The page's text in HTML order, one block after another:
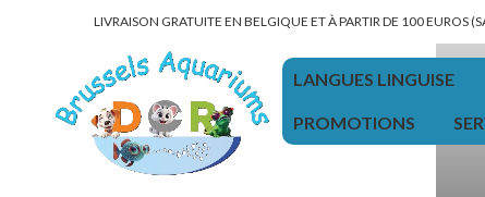
LIVRAISON GRATUITE EN BELGIQUE ET À PARTIR DE 100
LANGUES LINGUISE
PROMOTIONS